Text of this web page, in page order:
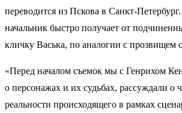
переводится из Пскова в Санкт-
начальник быстро получает от
кличку Васька, по аналогии с прозвищем
«Перед началом съемок мы с Генрихом
о персонажах и их судьбах, рассуждали о
реальности происходящего в рамках